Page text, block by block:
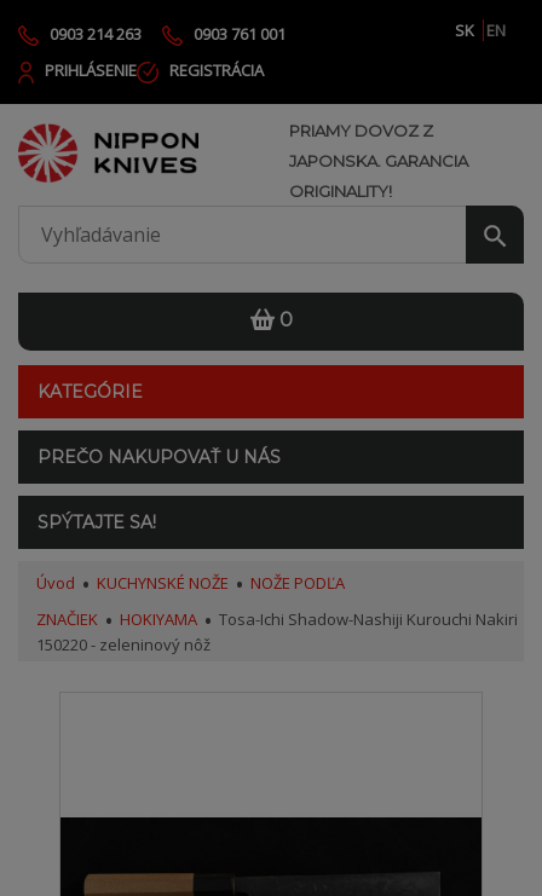
0903 214 263 0903 761 001 SK
EN
PRIHLÁSENIE
REGISTRÁCIA
PRIAMY DOVOZ Z
JAPONSKA. GARANCIA
ORIGINALITY!
0
KATEGÓRIE
PREČO NAKUPOVAŤ U NÁS
SPÝTAJTE SA!
Úvod KUCHYNSKÉ NOŽE
NOŽE PODĽA
ZNAČIEK
HOKIYAMA
Tosa-Ichi Shadow-Nashiji Kurouchi Nakiri
150220 - zeleninový nôž